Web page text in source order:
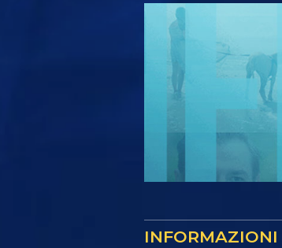
INFORMAZIONI